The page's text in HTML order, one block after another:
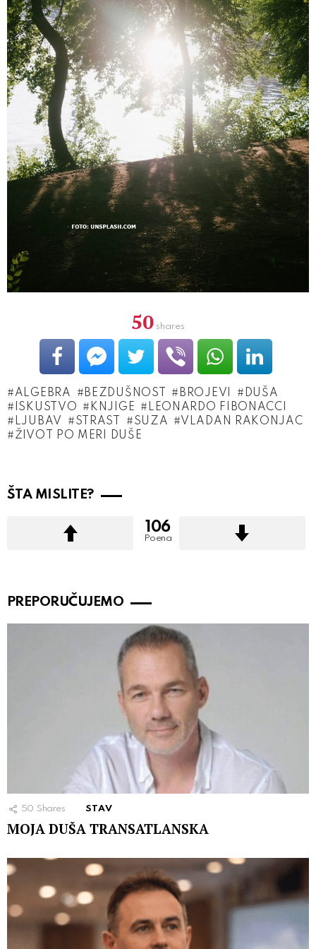
50 shares
ALGEBRA BEZDUŠNOST BROJEVI
DUŠA
ISKUSTVO
KNJIGE
LEONARDO FIBONACCI
LJUBAV
STRAST SUZA
VLADAN RAKONJAC
ŽIVOT PO MERI DUŠE
ŠTA MISLITE?
106
Poena
PREPORUČUJEMO
50 Shares STAV
MOJA DUŠA TRANSATLANSKA